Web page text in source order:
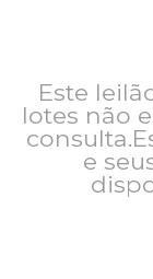
Este
lotes não
e